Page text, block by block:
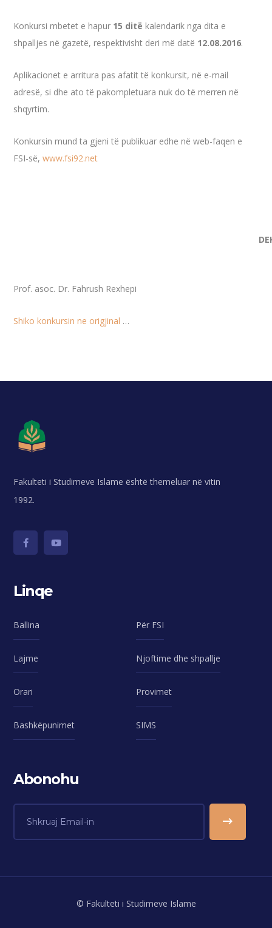
Konkursi mbetet e hapur 15 ditë kalendarik nga dita e
shpalljes në gazetë, respektivisht deri më datë 12.08.2016.
Aplikacionet e arritura pas afatit të konkursit, në e-mail
adresë, si dhe ato të pakompletuara nuk do të merren në
shqyrtim.
Konkursin mund ta gjeni të publikuar edhe në web-faqen e
FSI-së,www.fsi92.net
Prof. asoc. Dr. Fahrush Rexhepi
Shiko konkursin ne origjinal …
Fakulteti i Studimeve Islame është themeluar në vitin
1992.
Linqe
Ballina Për FSI
Lajme Njoftime dhe shpallje
Orari Provimet
Bashkëpunimet SIMS
Abonohu
© Fakulteti i Studimeve Islame